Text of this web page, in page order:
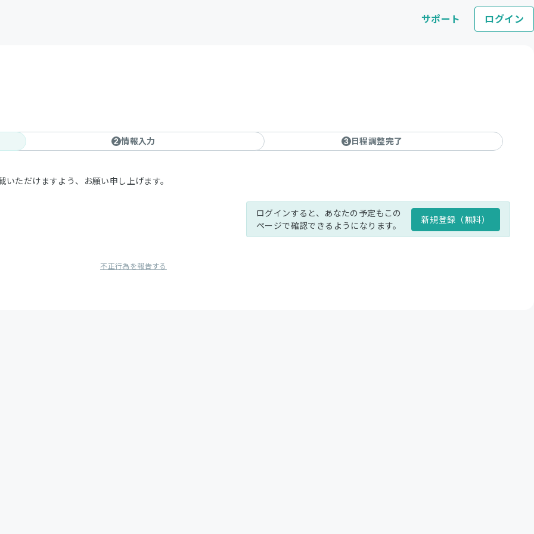
サポート ログイン
2 情報入力 3 日程調整完了
ただけますよう、お願い申し上げます。
ログインすると、あなたの予定もこの
ページで確認できるようになります。
新規登録（無料）
不正行為を報告する